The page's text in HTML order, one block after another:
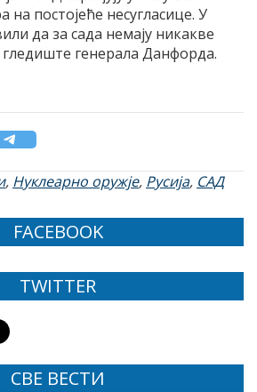
на постојеће несугласице. У
да за сада немају никакве
генерала Данфорда.
, Нуклеарно оружје, Русија, САД
FACEBOOK
TWITTER
СВЕ ВЕСТИ